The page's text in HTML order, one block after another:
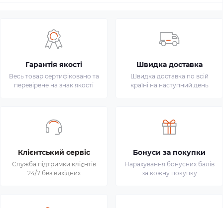
Гарантія якості
Весь товар сертифіковано та
перевірене на знак якості
Швидка доставка
Швидка доставка по всій
країні на наступний день
Клієнтський сервіс
Служба підтримки клієнтів
24/7 без вихідних
Бонуси за покупки
Нарахування бонусних балів
за кожну покупку